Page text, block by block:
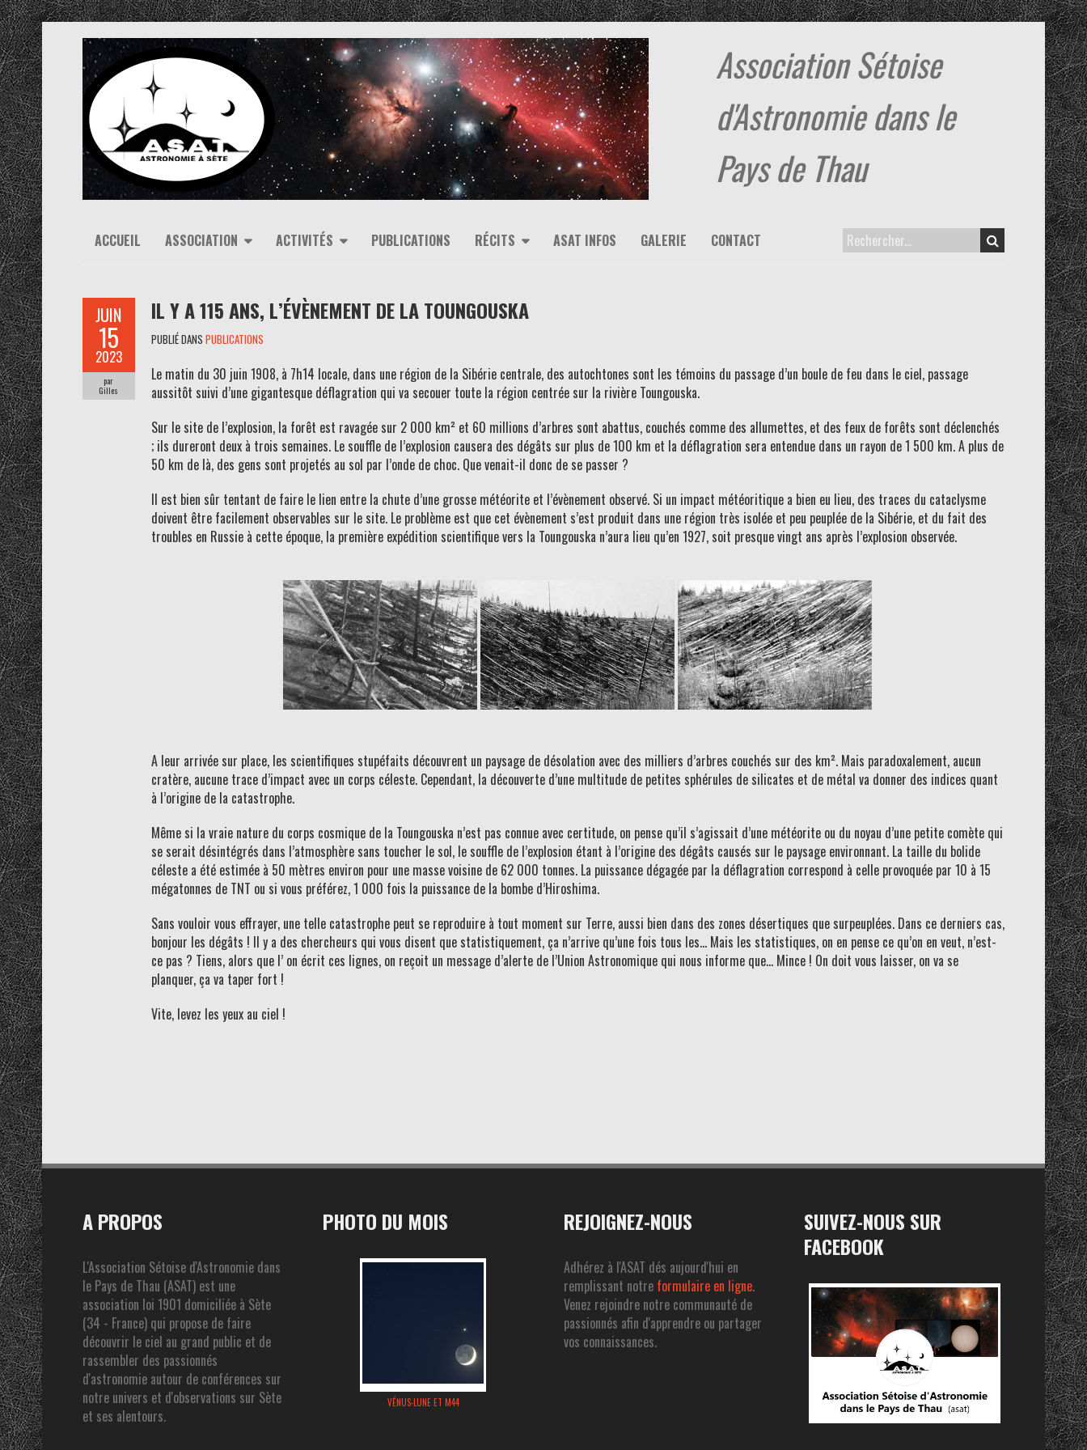
Association Sétoise
d'Astronomie dans le
Pays de Thau
ACCUEIL ASSOCIATION ACTIVITÉS PUBLICATIONS RÉCITS ASAT INFOS GALERIE CONTACT
JUIN
15
2023
par
Gilles
IL Y A 115 ANS, L’ÉVÈNEMENT DE LA TOUNGOUSKA
PUBLIÉ DANS PUBLICATIONS
Le matin du 30 juin 1908, à 7h14 locale, dans une région de la Sibérie centrale, des autochtones sont les témoins du passage d’un boule de feu dans le ciel, passage
aussitôt suivi d’une gigantesque déflagration qui va secouer toute la région centrée sur la rivière Toungouska.
Sur le site de l’explosion, la forêt est ravagée sur 2 000 km² et 60 millions d’arbres sont abattus, couchés comme des allumettes, et des feux de forêts sont déclenchés
; ils dureront deux à trois semaines. Le souffle de l’explosion causera des dégâts sur plus de 100 km et la déflagration sera entendue dans un rayon de 1 500 km. A plus de
50 km de là, des gens sont projetés au sol par l’onde de choc. Que venait-il donc de se passer ?
Il est bien sûr tentant de faire le lien entre la chute d’une grosse météorite et l’évènement observé. Si un impact météoritique a bien eu lieu, des traces du cataclysme
doivent être facilement observables sur le site. Le problème est que cet évènement s’est produit dans une région très isolée et peu peuplée de la Sibérie, et du fait des
troubles en Russie à cette époque, la première expédition scientifique vers la Toungouska n’aura lieu qu’en 1927, soit presque vingt ans après l’explosion observée.
A leur arrivée sur place, les scientifiques stupéfaits découvrent un paysage de désolation avec des milliers d’arbres couchés sur des km². Mais paradoxalement, aucun
cratère, aucune trace d’impact avec un corps céleste. Cependant, la découverte d’une multitude de petites sphérules de silicates et de métal va donner des indices quant
à l’origine de la catastrophe.
Même si la vraie nature du corps cosmique de la Toungouska n’est pas connue avec certitude, on pense qu’il s’agissait d’une météorite ou du noyau d’une petite comète qui
se serait désintégrés dans l’atmosphère sans toucher le sol, le souffle de l’explosion étant à l’origine des dégâts causés sur le paysage environnant. La taille du bolide
céleste a été estimée à 50 mètres environ pour une masse voisine de 62 000 tonnes. La puissance dégagée par la déflagration correspond à celle provoquée par 10 à 15
mégatonnes de TNT ou si vous préférez, 1 000 fois la puissance de la bombe d’Hiroshima.
Sans vouloir vous effrayer, une telle catastrophe peut se reproduire à tout moment sur Terre, aussi bien dans des zones désertiques que surpeuplées. Dans ce derniers cas,
bonjour les dégâts ! Il y a des chercheurs qui vous disent que statistiquement, ça n’arrive qu’une fois tous les… Mais les statistiques, on en pense ce qu’on en veut, n’est-
ce pas ? Tiens, alors que l’ on écrit ces lignes, on reçoit un message d’alerte de l’Union Astronomique qui nous informe que… Mince ! On doit vous laisser, on va se
planquer, ça va taper fort !
Vite, levez les yeux au ciel !
A PROPOS
L'Association Sétoise d'Astronomie dans
le Pays de Thau (ASAT) est une
association loi 1901 domiciliée à Sète
(34 - France) qui propose de faire
découvrir le ciel au grand public et de
rassembler des passionnés
d'astronomie autour de conférences sur
notre univers et d'observations sur Sète
et ses alentours.
PHOTO DU MOIS
VÉNUS-LUNE ET M44
REJOIGNEZ-NOUS
Adhérez à l'ASAT dés aujourd'hui en
remplissant notre formulaire en ligne.
Venez rejoindre notre communauté de
passionnés afin d'apprendre ou partager
vos connaissances.
SUIVEZ-NOUS SUR
FACEBOOK